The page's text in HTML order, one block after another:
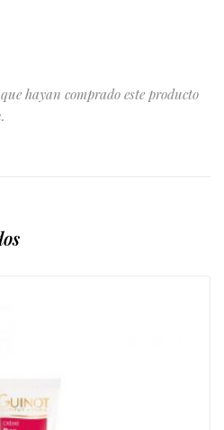
hayan comprado este producto